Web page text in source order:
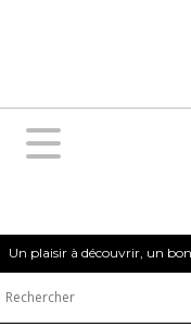
Un plaisir à découvrir, un